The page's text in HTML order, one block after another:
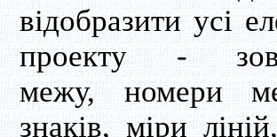
відобразити усі
проекту -
межу, номери
знаків, міри